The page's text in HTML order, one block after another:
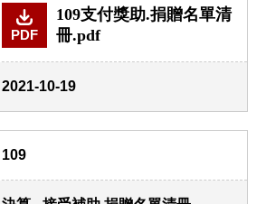
PDF
109支付獎助.捐贈名單清
冊.pdf
2021-10-19
109